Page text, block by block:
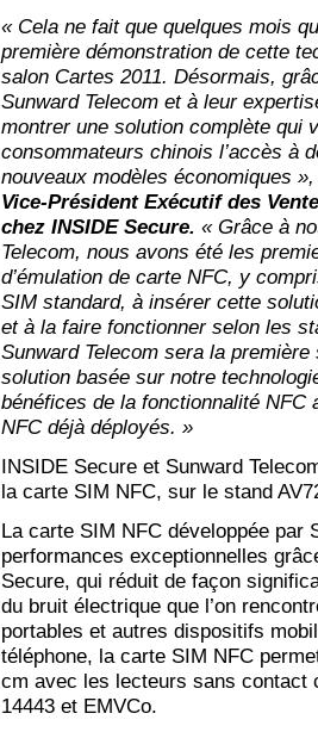
« Cela ne fait que quelques mois
première démonstration de cette
salon Cartes 2011. Désormais,
Sunward Telecom et à leur
montrer une solution complète qui
consommateurs chinois l’accès à
nouveaux modèles économiques »,
Vice-Président Exécutif des
chez INSIDE Secure. « Grâce à
Telecom, nous avons été les
d’émulation de carte NFC, y
SIM standard, à insérer cette
et à la faire fonctionner selon les
Sunward Telecom sera la
solution basée sur notre
bénéfices de la fonctionnalité NFC
NFC déjà déployés. »
INSIDE Secure et Sunward
la carte SIM NFC, sur le stand
La carte SIM NFC développée par
performances exceptionnelles
Secure, qui réduit de façon
du bruit électrique que l’on
portables et autres dispositifs
téléphone, la carte SIM NFC
cm avec les lecteurs sans contact
14443 et EMVCo.